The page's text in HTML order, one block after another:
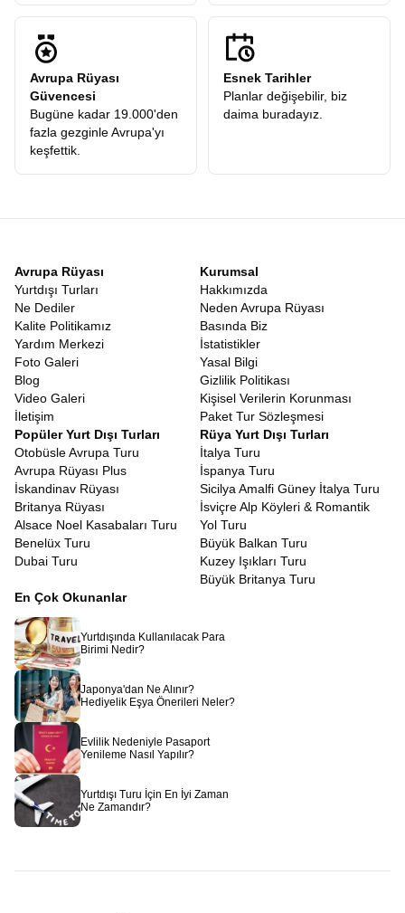
Avrupa Rüyası
Güvencesi
Bugüne kadar 19.000'den
fazla gezginle Avrupa'yı
keşfettik.
Esnek Tarihler
Planlar değişebilir, biz
daima buradayız.
Avrupa Rüyası
Yurtdışı Turları
Ne Dediler
Kalite Politikamız
Yardım Merkezi
Foto Galeri
Blog
Video Galeri
İletişim
Kurumsal
Hakkımızda
Neden Avrupa Rüyası
Basında Biz
İstatistikler
Yasal Bilgi
Gizlilik Politikası
Kişisel Verilerin Korunması
Paket Tur Sözleşmesi
Popüler Yurt Dışı Turları
Otobüsle Avrupa Turu
Avrupa Rüyası Plus
İskandinav Rüyası
Britanya Rüyası
Alsace Noel Kasabaları Turu
Benelüx Turu
Dubai Turu
Rüya Yurt Dışı Turları
İtalya Turu
İspanya Turu
Sicilya Amalfi Güney İtalya Turu
İsviçre Alp Köyleri & Romantik
Yol Turu
Büyük Balkan Turu
Kuzey Işıkları Turu
Büyük Britanya Turu
En Çok Okunanlar
Yurtdışında Kullanılacak Para
Birimi Nedir?
Japonya'dan Ne Alınır?
Hediyelik Eşya Önerileri Neler?
Evlilik Nedeniyle Pasaport
Yenileme Nasıl Yapılır?
Yurtdışı Turu İçin En İyi Zaman
Ne Zamandır?